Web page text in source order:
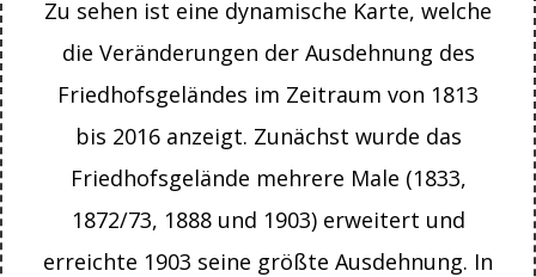
Zu sehen ist eine dynamische Karte, welche
die Veränderungen der Ausdehnung des
Friedhofsgeländes im Zeitraum von 1813
bis 2016 anzeigt. Zunächst wurde das
Friedhofsgelände mehrere Male (1833,
1872/73, 1888 und 1903) erweitert und
erreichte 1903 seine größte Ausdehnung. In